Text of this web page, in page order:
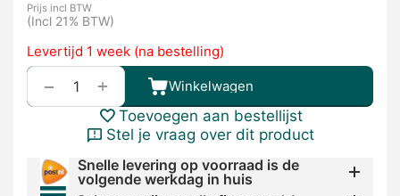
Prijs incl BTW
(Incl 21% BTW)
Levertijd 1 week (na bestelling)
+
− Winkelwagen
Toevoegen aan bestellijst
Stel je vraag over dit product
Snelle levering op voorraad is de
volgende werkdag in huis